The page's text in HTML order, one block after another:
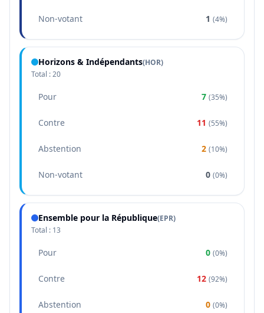
Non-votant 1 (4%)
Horizons & Indépendants(HOR)
Total :20
Pour 7 (35%)
Contre 11 (55%)
Abstention 2 (10%)
Non-votant 0 (0%)
Ensemble pour la République(EPR)
Total : 13
Pour 0 (0%)
Contre 12 (92%)
Abstention 0 (0%)